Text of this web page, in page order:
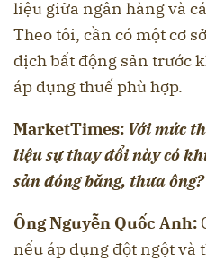
liệu giữa ngân hàng và
Theo tôi, cần có một cơ
dịch bất động sản trước
áp dụng thuế phù hợp.
MarketTimes: Với mức
liệu sự thay đổi này có
sản đóng băng, thưa ông?
Ông Nguyễn Quốc Anh:
nếu áp dụng đột ngột